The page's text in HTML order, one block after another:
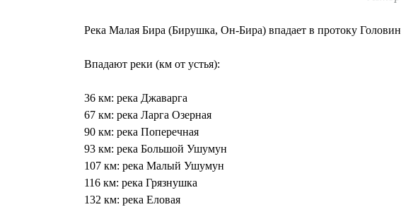
Река Малая Бира (Бирушка, Он-Бира) впадает в протоку
Впадают реки (км от устья):
36 км: река Джаварга
67 км: река Ларга Озерная
90 км: река Поперечная
93 км: река Большой Ушумун
107 км: река Малый Ушумун
116 км: река Грязнушка
132 км: река Еловая